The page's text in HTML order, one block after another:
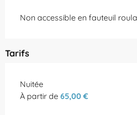
Non accessible en fauteuil
Tarifs
Tarifs 2026
Nuitée
À partir de 65,00 €